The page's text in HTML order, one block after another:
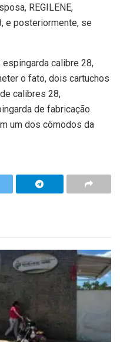
REGILENE,
e posteriormente, se
espingarda calibre 28,
o fato, dois cartuchos
calibres 28,
de fabricação
um dos cômodos da